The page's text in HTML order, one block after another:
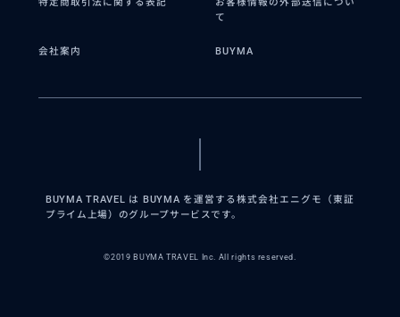
て
会社案内 BUYMA
BUYMA TRAVEL は BUYMA を運営する株式会社エニグモ（東証
プライム上場）のグループサービスです。
©2019 BUYMA TRAVEL Inc. All rights reserved.